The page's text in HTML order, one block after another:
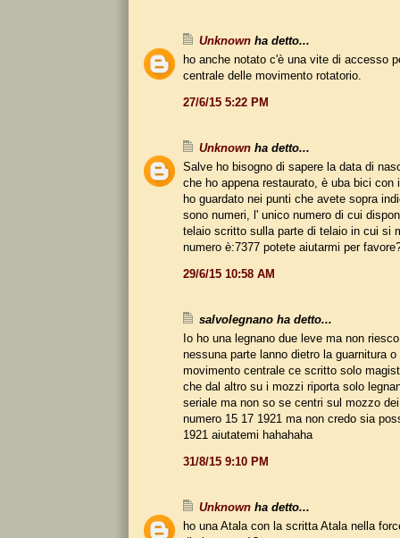
Unknown ha detto...
ho anche notato c'è una vite di accesso
centrale delle movimento rotatorio.
27/6/15 5:22 PM
Unknown ha detto...
Salve ho bisogno di sapere la data di
che ho appena restaurato, è uba bici con
ho guardato nei punti che avete sopra
sono numeri, l' unico numero di cui
telaio scritto sulla parte di telaio in cui si
numero è:7377 potete aiutarmi per
29/6/15 10:58 AM
salvolegnano ha detto...
Io ho una legnano due leve ma non
nessuna parte lanno dietro la guarnitura
movimento centrale ce scritto solo
che dal altro su i mozzi riporta solo
seriale ma non so se centri sul mozzo
numero 15 17 1921 ma non credo sia
1921 aiutatemi hahahaha
31/8/15 9:10 PM
Unknown ha detto...
ho una Atala con la scritta Atala nella